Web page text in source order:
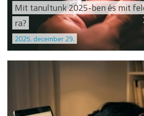
Mit tanultunk 2025-ben és mit
ra?
2025. december 29.